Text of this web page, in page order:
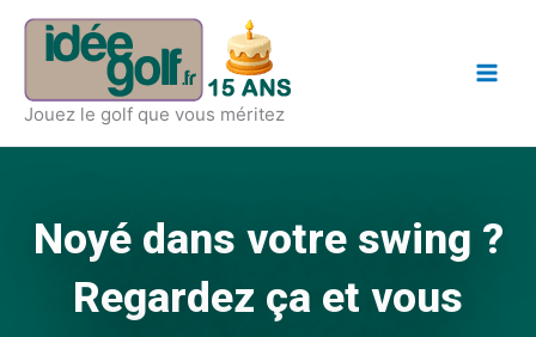
Aller
contenu
Jouez le golf que vous méritez
Noyé dans votre swing ?
Regardez ça et vous